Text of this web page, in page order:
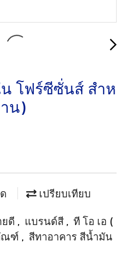
โฟร์ซีซั่นส์ สําห
น)
เปรียบเทียบ
ดี , แบรนด์สี , ที โอ เอ (
ณฑ์ , สีทาอาคาร สีน้ำมัน